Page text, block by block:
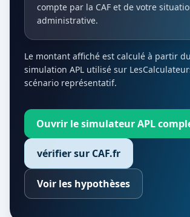
compte par la CAF et de votre
administrative.
Le montant affiché est calculé à partir
simulation APL utilisé sur
scénario représentatif.
Ouvrir le simulateur APL
vérifier sur CAF.fr
Voir les hypothèses